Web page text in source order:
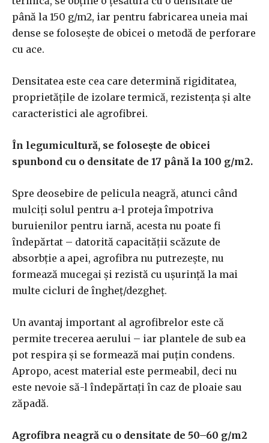
până la 150 g/m2, iar pentru fabricarea uneia mai
dense se folosește de obicei o metodă de perforare
cu ace.
Densitatea este cea care determină rigiditatea,
proprietățile de izolare termică, rezistența și alte
caracteristici ale agrofibrei.
În legumicultură, se folosește de obicei
spunbond cu o densitate de 17 până la 100 g/m2.
Spre deosebire de pelicula neagră, atunci când
mulciți solul pentru a-l proteja împotriva
buruienilor pentru iarnă, acesta nu poate fi
îndepărtat – datorită capacității scăzute de
absorbție a apei, agrofibra nu putrezește, nu
formează mucegai și rezistă cu ușurință la mai
multe cicluri de îngheț/dezgheț.
Un avantaj important al agrofibrelor este că
permite trecerea aerului – iar plantele de sub ea
pot respira și se formează mai puțin condens.
Apropo, acest material este permeabil, deci nu
este nevoie să-l îndepărtați în caz de ploaie sau
zăpadă.
Agrofibra neagră cu o densitate de 50–60 g/m2